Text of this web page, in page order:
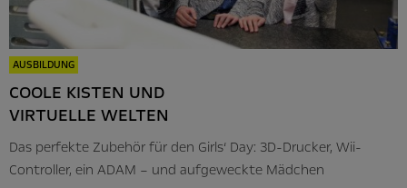
AUSBILDUNG
COOLE KISTEN UND
VIRTUELLE WELTEN
Das perfekte Zubehör für den Girls‘ Day: 3D-Drucker, Wii-
Controller, ein ADAM – und aufgeweckte Mädchen